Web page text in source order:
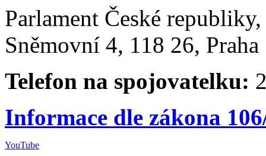
Parlament České
Sněmovní 4, 118 26,
Telefon na spojovatelku:
Informace dle zákona
YouTube